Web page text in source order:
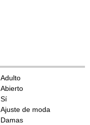
Adulto
Abierto
Sí
Ajuste de moda
Damas